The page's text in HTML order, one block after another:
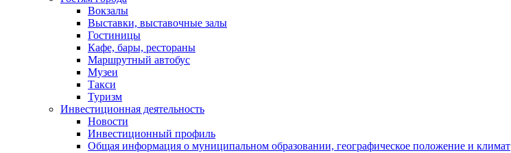
Вокзалы
Выставки, выставочные залы
Гостиницы
Кафе, бары, рестораны
Маршрутный автобус
Музеи
Такси
Туризм
Инвестиционная деятельность
Новости
Инвестиционный профиль
Общая информация о муниципальном образовании, географическое положение и климат